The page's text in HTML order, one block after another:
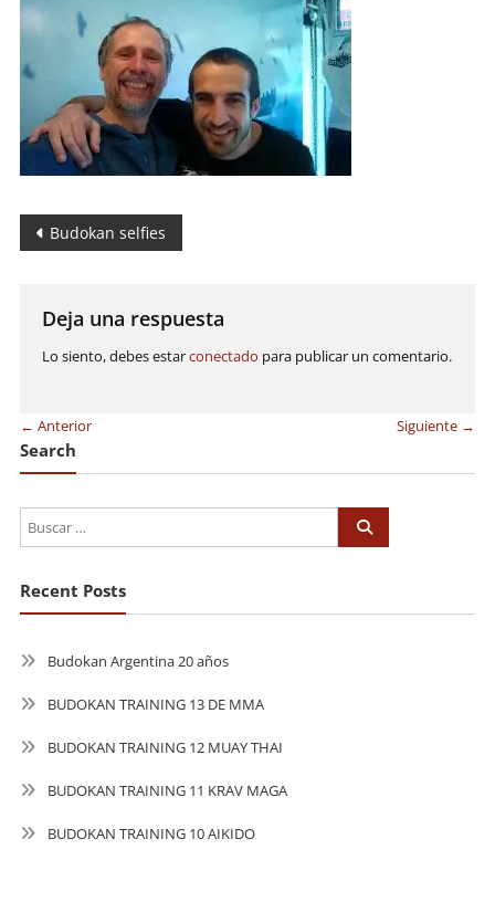
Navegación
entradas
Budokan selfies
Deja una respuesta
Lo siento, debes estarconectado para publicar un comentario.
← Anterior Siguiente →
Search
Recent Posts
Budokan Argentina 20 años
BUDOKAN TRAINING 13 DE MMA
BUDOKAN TRAINING 12 MUAY THAI
BUDOKAN TRAINING 11 KRAV MAGA
BUDOKAN TRAINING 10 AIKIDO